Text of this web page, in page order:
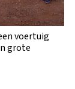
voertuig
grote